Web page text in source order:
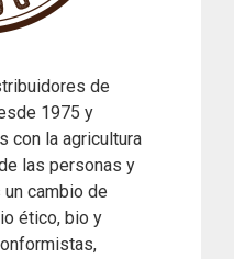
de
1975 y
con la agricultura
las personas y
cambio de
ético, bio y